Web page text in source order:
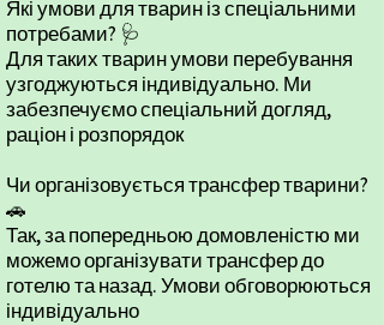
Які умови для тварин із спеціальними
потребами? 🩺
Для таких тварин умови перебування
узгоджуються індивідуально. Ми
забезпечуємо спеціальний догляд,
раціон і розпорядок
Чи організовується трансфер тварини?
🚗
Так, за попередньою домовленістю ми
можемо організувати трансфер до
готелю та назад. Умови обговорюються
індивідуально